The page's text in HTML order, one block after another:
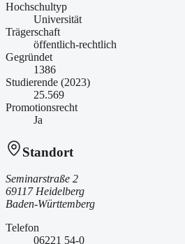
Hochschultyp
Universität
Trägerschaft
öffentlich-rechtlich
Gegründet
1386
Studierende (2023)
25.569
Promotionsrecht
Ja
Standort
Seminarstraße 2
69117 Heidelberg
Baden-Württemberg
Telefon
06221 54-0